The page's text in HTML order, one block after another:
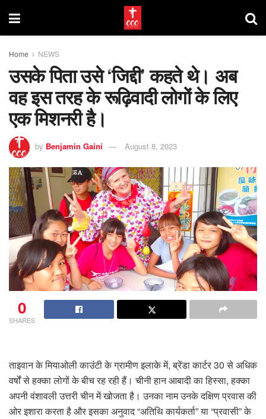
Home NEWS
उसके पिता उसे ‘जिद्दी’ कहते थे। अब
वह इस तरह के रूढ़िवादी लोगों के लिए
एक मिशनरी है।
by Benjamin Gaini August 8, 2023
0
SHARES
ताइवान के मियाओली काउंटी के ग्रामीण इलाके में, ब्रेंडा कार्टर 30 से अधिक
वर्षों से हक्का लोगों के बीच रह रही हैं। चीनी हान आबादी का हिस्सा, हक्का
अपनी वंशावली उत्तरी चीन में खोजता है। उनका नाम उनके दक्षिण प्रवास की
ओर इशारा करता है और इसका अनुवाद “अतिथि कार्यकर्ता” या “प्रवासी” के